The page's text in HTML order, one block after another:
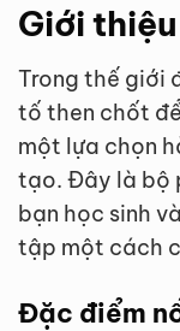
Giới
Trong thế giới
tố then chốt
một lựa chọn
tạo. Đây là bộ
bạn học sinh
tập một cách
Đặc điểm